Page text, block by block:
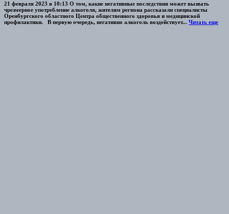
21 февраля 2023 в 10:13 О том, какие негативные последствия может вызвать
чрезмерное употребление алкоголя, жителям региона рассказали специалисты
Оренбургского областного Центра общественного здоровья и медицинской
профилактики. В первую очередь, негативно алкоголь воздействует... Читать еще